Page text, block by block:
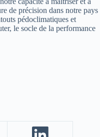
de précision dans notre pays
pédoclimatiques et
le socle de la performance